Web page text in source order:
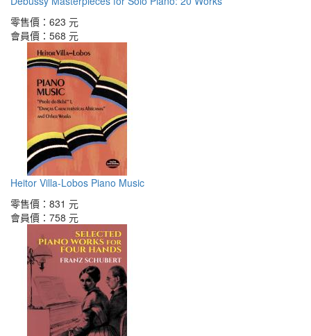
零售價： 623 元
會員價： 568 元
Heitor Villa-Lobos Piano Music
零售價： 831 元
會員價： 758 元